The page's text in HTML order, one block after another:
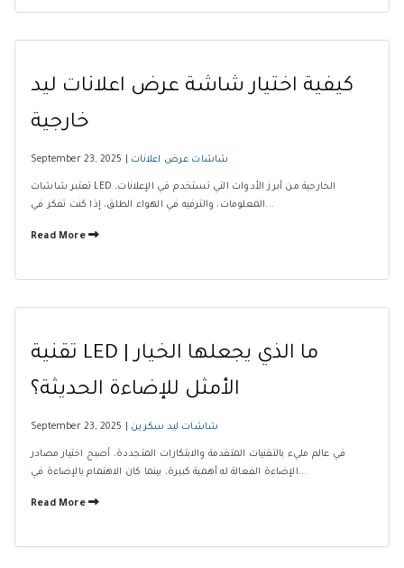
كيفية اختيار شاشة عرض اعلانات ليد
خارجية
September 23, 2025 | شاشات عرض اعلانات
تعتبر شاشات LED الخارجية من أبرز الأدوات التي تستخدم في الإعلانات،
المعلومات، والترفيه في الهواء الطلق، إذا كنت تفكر في...
Read More
تقنية LED | ما الذي يجعلها الخيار
الأمثل للإضاءة الحديثة؟
September 23, 2025 | شاشات ليد سكرين
في عالم مليء بالتقنيات المتقدمة والابتكارات المتجددة، أصبح اختيار مصادر
الإضاءة الفعالة له أهمية كبيرة، بينما كان الاهتمام بالإضاءة في...
Read More